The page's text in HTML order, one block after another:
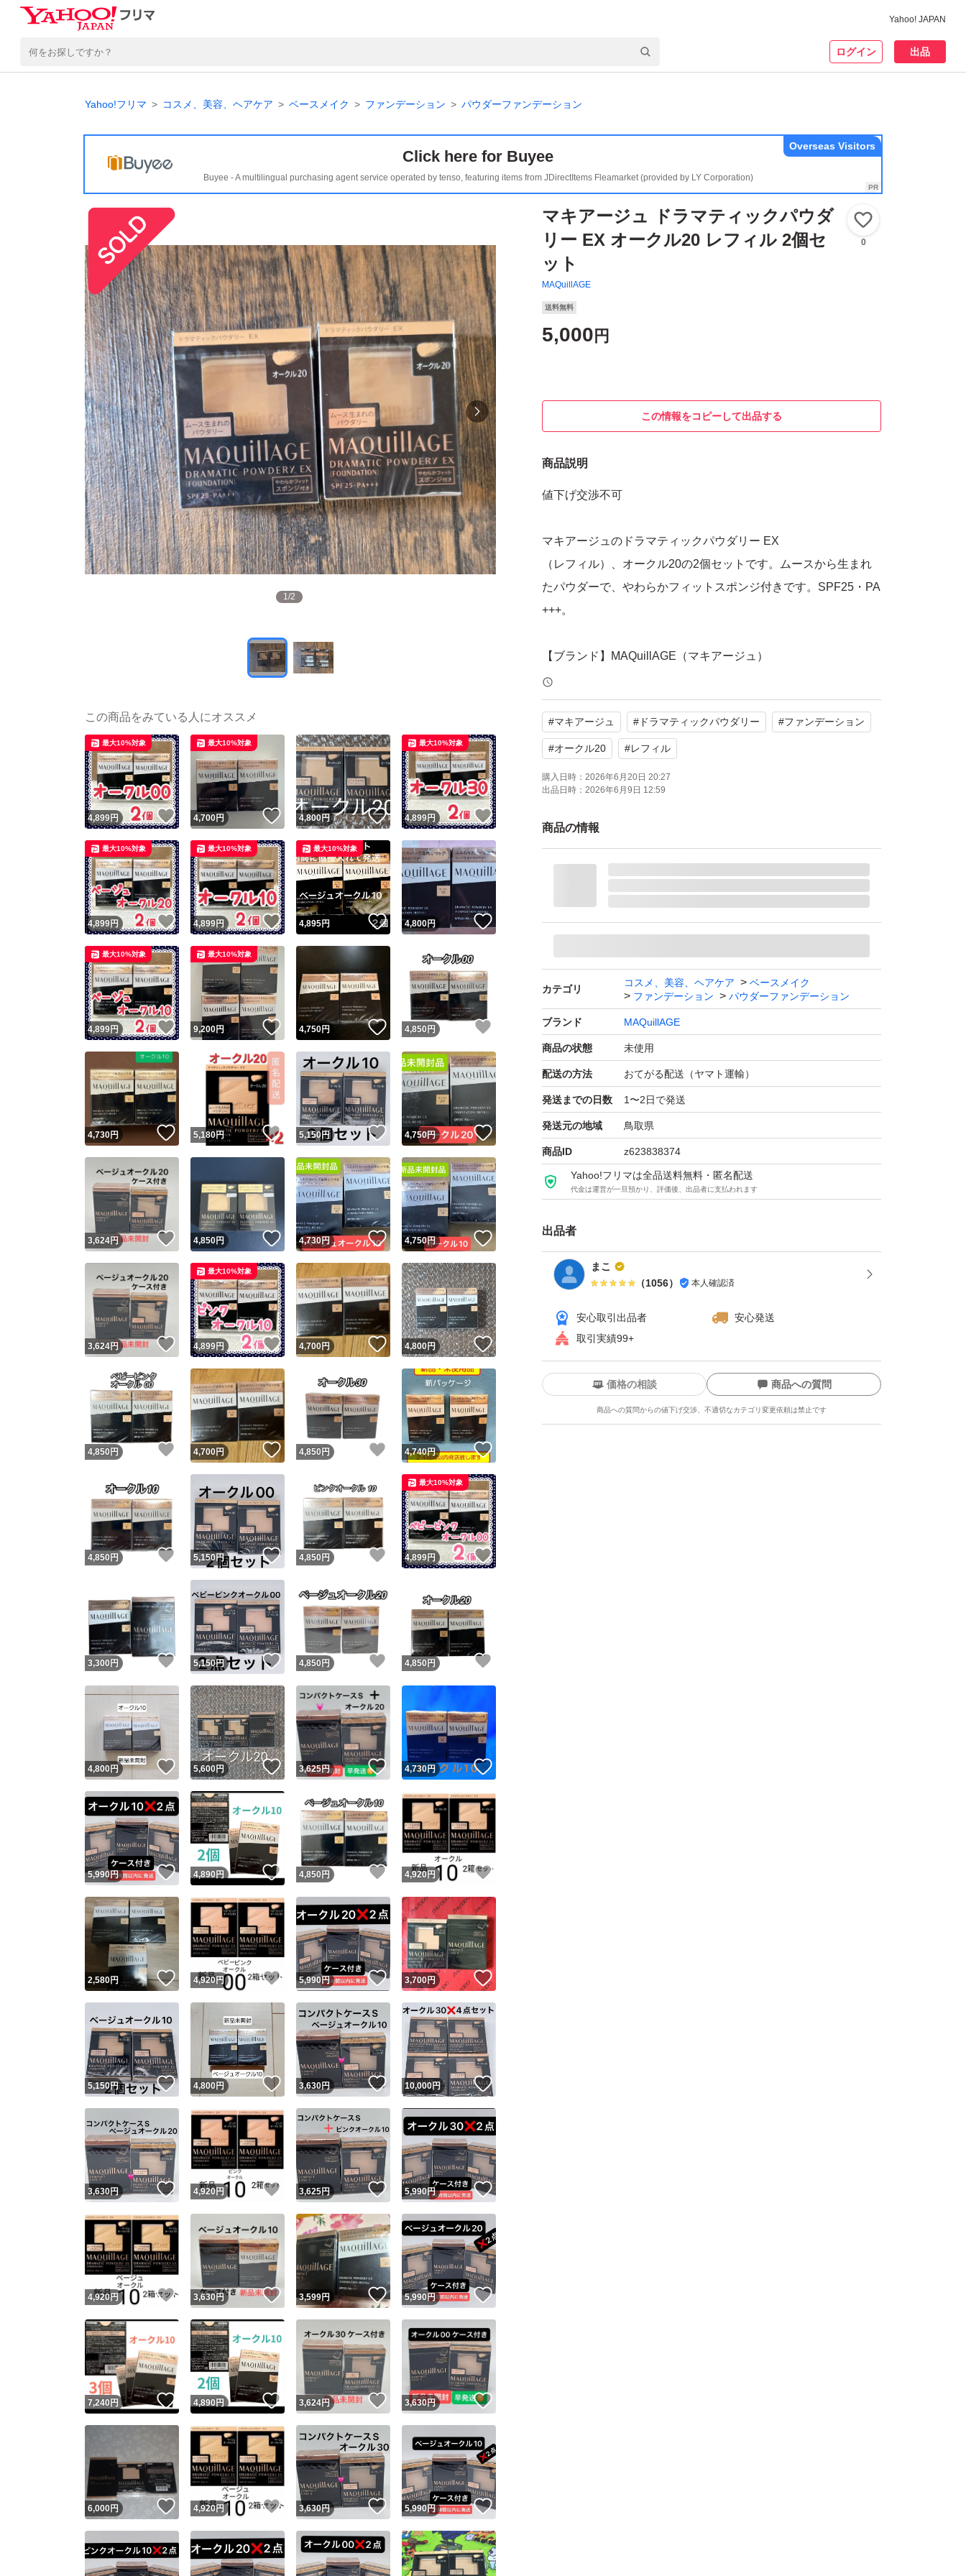
Yahoo! JAPAN
ログイン 出品
Yahoo!フリマ コスメ、美容、ヘアケア ベースメイク ファンデーション パウダーファンデーション
Click here for Buyee
Buyee - A multilingual purchasing agent service operated by tenso, featuring items from JDirectItems Fleamarket (provided by LY Corporation)
Overseas Visitors
1/2
マキアージュ ドラマティックパウダ
リー EX オークル20 レフィル 2個セ
ット
MAQuillAGE
0
送料無料
5,000 円
この情報をコピーして出品する
商品説明
値下げ交渉不可
マキアージュのドラマティックパウダリー EX
（レフィル）、オークル20の2個セットです。ムースから生まれ
たパウダーで、やわらかフィットスポンジ付きです。SPF25・PA
+++。
【ブランド】MAQuillAGE（マキアージュ）
【商品名】ドラマティックパウダリー EX
【カラー】オークル20
【状態】未使用（パッケージ未開封）
【内容量】レフィル2個
よろしくお願いいたします。
#マキアージュ # ドラマティックパウダリー #ファンデーション
#オークル20 #レフィル
購入日時： 2026年6月20日 20:27
出品日時： 2026年6月9日 12:59
商品の情報
カテゴリ
コスメ、美容、ヘアケア
ベースメイク
ファンデーション
パウダーファンデーション
ブランド MAQuillAGE
商品の状態 未使用
配送の方法 おてがる配送（ヤマト運輸）
発送までの日数 1〜2日で発送
発送元の地域 鳥取県
商品ID z623838374
Yahoo!フリマは全品送料無料・匿名配送
代金は運営が一旦預かり、評価後、出品者に支払われます
出品者
まこ
（1056） 本人確認済
安心取引出品者
安心発送
取引実績99+
ユーザーの実績について
Yahoo!フリマが定めた一定の基準を満たしたユーザーにバッジを付与しています
安心取引出品者
安心取引出品者 Yahoo!フリマの基準をクリアした安心・安全なユーザーです
取引実績
取引実績◯+ このユーザーはYahoo!フリマの取引を完了させた実績があります
他フリマ実績◯+ このユーザーは他フリマサービスでの取引実績があります
スピード&安心発送
※このバッジは実績に基づく表示であり、発送を保証しているものではありません
スピード＆安心発送
このユーザーは高頻度で24時間以内＆設定した発送日数内に発送してい
ます
このユーザーは高頻度で24時間以内に発送しています
安心発送 このユーザーは設定した発送日数内に発送しています
価格の相談 商品への質問
商品への質問からの値下げ交渉、不適切なカテゴリ変更依頼は禁止です
この商品の情報をコピーします
商品画像の 無断転載は禁止されています
コピーは1商品につき1回
出品ページへ
この商品をみている人にオススメ
4,899円 いいね！
最大10%対象
4,700円 いいね！
最大10%対象
4,800円 いいね！
4,899円 いいね！
最大10%対象
4,899円 いいね！
最大10%対象
4,899円 いいね！
最大10%対象
4,895円 いいね！
最大10%対象
4,800円
4,899円 いいね！
最大10%対象
9,200円 いいね！
最大10%対象
4,750円 いいね！
4,850 円
4,730円 いいね！
5,180円 いいね！
5,150円 いいね！
4,750円 いいね！
3,624円 いいね！
4,850円 いいね！
4,730円 いいね！
4,750円 いいね！
3,624円 いいね！
4,899円 いいね！
最大10%対象
4,700円 いいね！
4,800円 いいね！
4,850 円 いいね！
4,700円 いいね！
4,850 円 いいね！
4,740円
4,850 円 いいね！
5,150円 いいね！
4,850 円 いいね！
4,899円 いいね！
最大10%対象
3,300 円 いいね！
5,150円 いいね！
4,850 円 いいね！
4,850 円
4,800円 いいね！
5,600円 いいね！
3,625円 いいね！
4,730円
5,990円 いいね！
4,890 円 いいね！
4,850 円 いいね！
4,920円 いいね！
2,580円 いいね！
4,920円 いいね！
5,990円 いいね！
3,700円
5,150円 いいね！
4,800円 いいね！
3,630円 いいね！
10,000円
3,630円 いいね！
4,920円 いいね！
3,625円 いいね！
5,990円 いいね！
4,920円 いいね！
3,630円 いいね！
3,599円 いいね！
5,990円 いいね！
7,240 円 いいね！
4,890 円 いいね！
3,624円 いいね！
3,630円
6,000円 いいね！
4,920円 いいね！
3,630円 いいね！
5,990円 いいね！